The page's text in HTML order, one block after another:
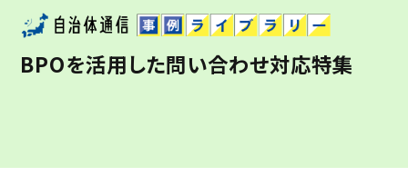
BPOを活用した問い合わせ対応特集